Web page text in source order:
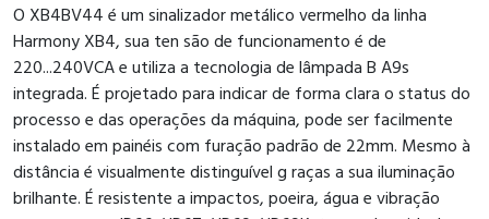
O XB4BV44 é um sinalizador metálico vermelho da linha
Harmony XB4, sua ten são de funcionamento é de
220...240VCA e utiliza a tecnologia de lâmpada B A9s
integrada. É projetado para indicar de forma clara o status do
processo e das operações da máquina, pode ser facilmente
instalado em painéis com furação padrão de 22mm. Mesmo à
distância é visualmente distinguível g raças a sua iluminação
brilhante. É resistente a impactos, poeira, água e vibração